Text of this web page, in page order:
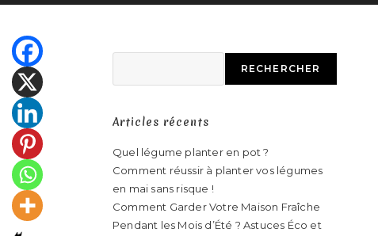
RECHERCHER
Articles récents
Quel légume planter en pot ?
Comment réussir à planter vos légumes
en mai sans risque !
Comment Garder Votre Maison Fraîche
Pendant les Mois d’Été ? Astuces Éco et